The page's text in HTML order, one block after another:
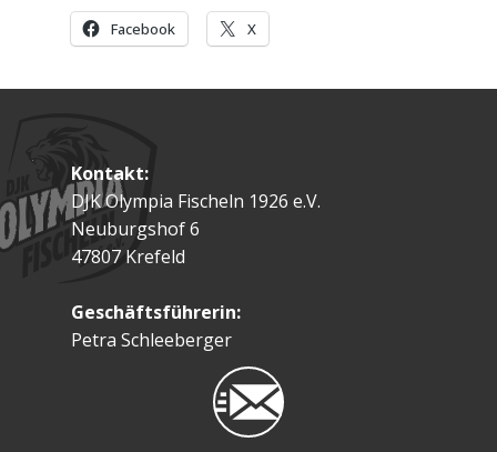
Facebook X
Kontakt:
DJK Olympia Fischeln 1926 e.V.
Neuburgshof 6
47807 Krefeld
Geschäftsführerin:
Petra Schleeberger